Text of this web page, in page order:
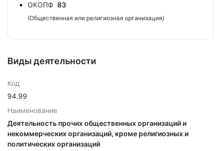
ОКОПФ 83
(Общественная или религиозная организация)
Виды деятельности
Код
94.99
Наименование
Деятельность прочих общественных организаций и
некоммерческих организаций, кроме религиозных и
политических организаций